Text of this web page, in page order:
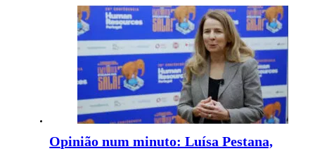
Opinião num minuto: Luísa Pestana,